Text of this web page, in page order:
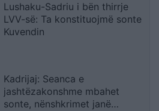
Lushaku-Sadriu i bën thirrje
LVV-së: Ta konstituojmë sonte
Kuvendin
Kadrijaj: Seanca e
jashtëzakonshme mbahet
sonte, nënshkrimet janë